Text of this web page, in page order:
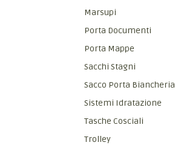
Marsupi
Porta Documenti
Porta Mappe
Sacchi Stagni
Sacco Porta Biancheria
Sistemi Idratazione
Tasche Cosciali
Trolley